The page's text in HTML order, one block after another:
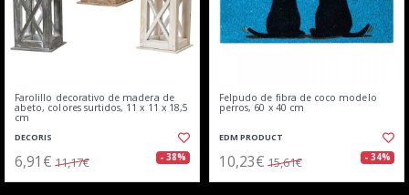
Farolillo decorativo de madera de
abeto, colores surtidos, 11 x 11 x 18,5
cm
DECORIS
6,91€ 11,17€ - 38%
Felpudo de fibra de coco modelo
perros, 60 x 40 cm
EDM PRODUCT
10,23€ 15,61€ - 34%